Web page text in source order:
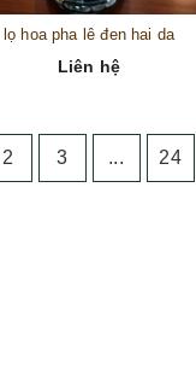
lọ hoa pha lê đen hai da
Liên hệ
2 3 ... 24